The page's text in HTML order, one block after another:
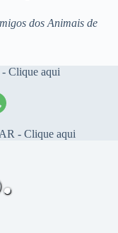
dos Animais de
Clique aqui
- Clique aqui